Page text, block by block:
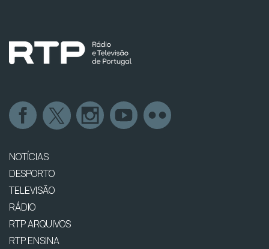
NOTÍCIAS
DESPORTO
TELEVISÃO
RÁDIO
RTP ARQUIVOS
RTP ENSINA